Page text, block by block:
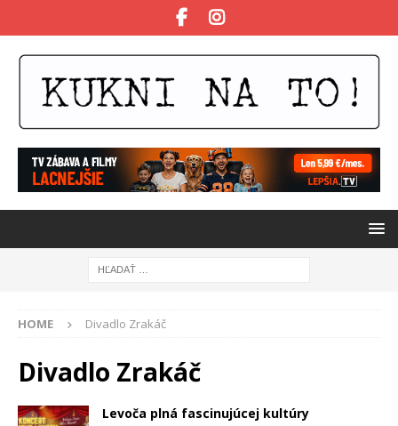
HOME Divadlo Zrakáč
Divadlo Zrakáč
Levoča plná fascinujúcej kultúry